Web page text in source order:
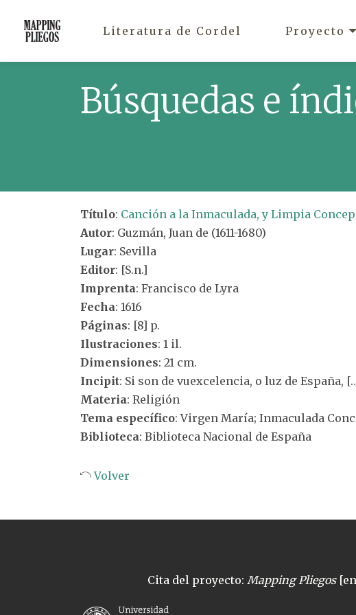
Literatura de Cordel Proyecto
Búsquedas e
Título: Canción a la Inmaculada, y Limpia
Autor: Guzmán, Juan de (1611-1680)
Lugar: Sevilla
Editor: [S.n.]
Imprenta: Francisco de Lyra
Fecha: 1616
Páginas: [8] p.
Ilustraciones: 1 il.
Dimensiones: 21 cm.
Incipit: Si son de vuexcelencia, o luz de España,
Materia: Religión
Tema específico: Virgen María; Inmaculada
Biblioteca: Biblioteca Nacional de España
Volver
Cita del proyecto: Mapping Pliegos[en